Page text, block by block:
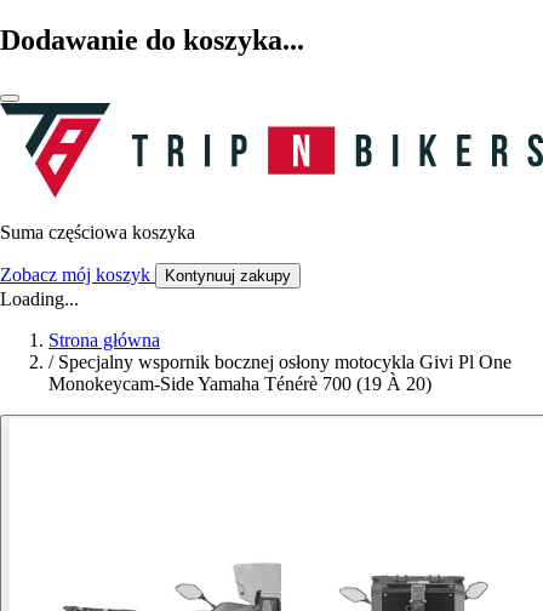
Dodawanie do koszyka...
Suma częściowa koszyka
Zobacz mój koszyk Kontynuuj zakupy
Loading...
Strona główna
/ Specjalny wspornik bocznej osłony motocykla Givi Pl One
Monokeycam-Side Yamaha Ténérè 700 (19 À 20)